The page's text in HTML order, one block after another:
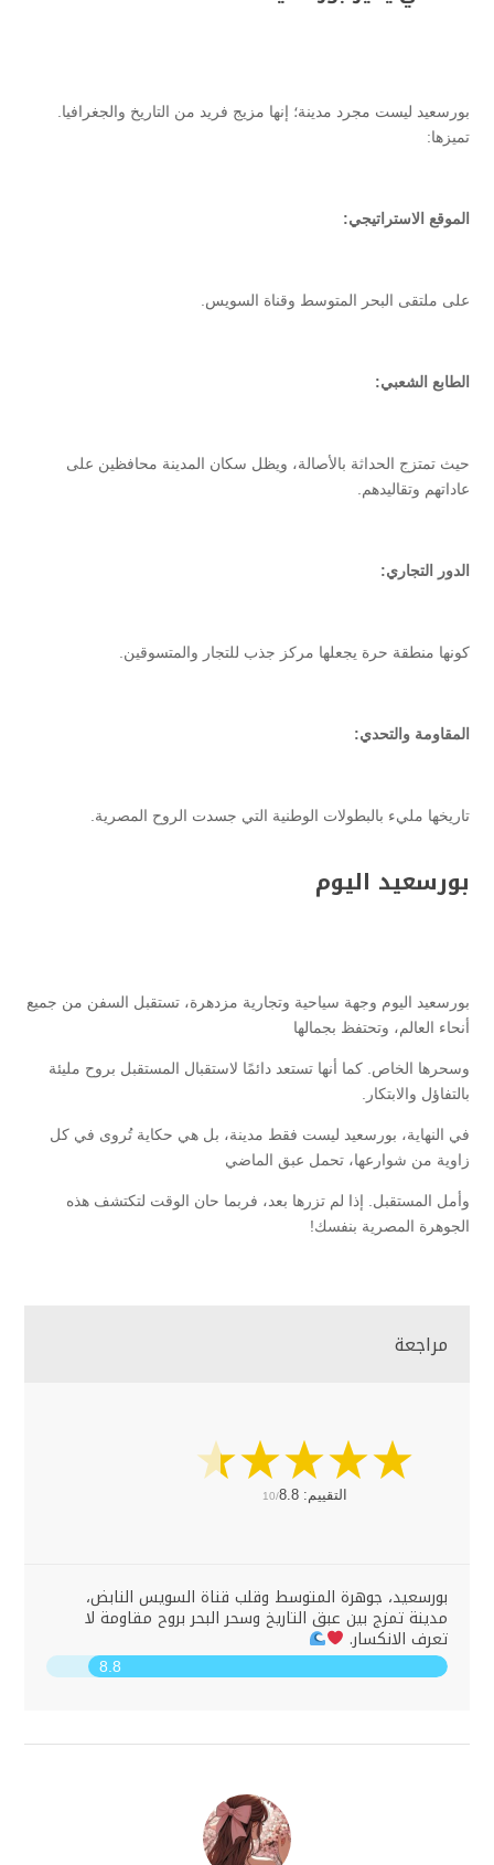
بورسعيد ليست مجرد مدينة؛ إنها مزيج فريد من التاريخ والجغرافيا.
تميزها:
الموقع الاستراتيجي:
على ملتقى البحر المتوسط وقناة السويس.
الطابع الشعبي:
حيث تمتزج الحداثة بالأصالة، ويظل سكان المدينة محافظين على
عاداتهم وتقاليدهم.
الدور التجاري:
كونها منطقة حرة يجعلها مركز جذب للتجار والمتسوقين.
المقاومة والتحدي:
تاريخها مليء بالبطولات الوطنية التي جسدت الروح المصرية.
بورسعيد اليوم
بورسعيد اليوم وجهة سياحية وتجارية مزدهرة، تستقبل السفن من جميع
أنحاء العالم، وتحتفظ بجمالها
وسحرها الخاص. كما أنها تستعد دائمًا لاستقبال المستقبل بروح مليئة
بالتفاؤل والابتكار.
في النهاية، بورسعيد ليست فقط مدينة، بل هي حكاية تُروى في كل
زاوية من شوارعها، تحمل عبق الماضي
وأمل المستقبل. إذا لم تزرها بعد، فربما حان الوقت لتكتشف هذه
الجوهرة المصرية بنفسك!
مراجعة
التقييم: 10/8.8
بورسعيد، جوهرة المتوسط وقلب قناة السويس النابض،
مدينة تمزج بين عبق التاريخ وسحر البحر بروح مقاومة لا
تعرف الانكسار.
8.8